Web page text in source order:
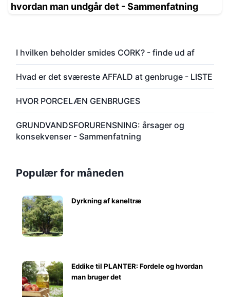
hvordan man undgår det - Sammenfatning
I hvilken beholder smides CORK? - finde ud af
Hvad er det sværeste AFFALD at genbruge - LISTE
HVOR PORCELÆN GENBRUGES
GRUNDVANDSFORURENSNING: årsager og
konsekvenser - Sammenfatning
Populær for måneden
Dyrkning af kaneltræ
Eddike til PLANTER: Fordele og hvordan
man bruger det